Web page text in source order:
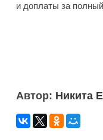
и доплаты за
Автор: Никита